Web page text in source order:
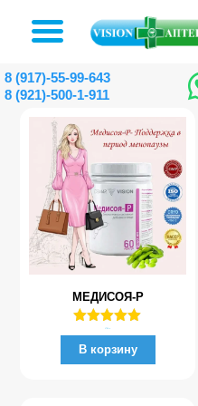
8 (917)-55-99-643
8 (921)-500-1-911
МЕДИСОЯ-Р
Оценка
5.00
из 5
В корзину